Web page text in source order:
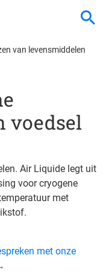
van levensmiddelen
voedsel
Air Liquide legt uit
voor cryogene
met
met onze